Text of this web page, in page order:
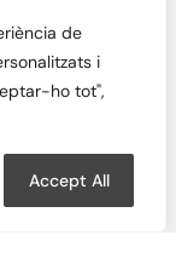
de
i
ho tot",
Accept All
de cookies